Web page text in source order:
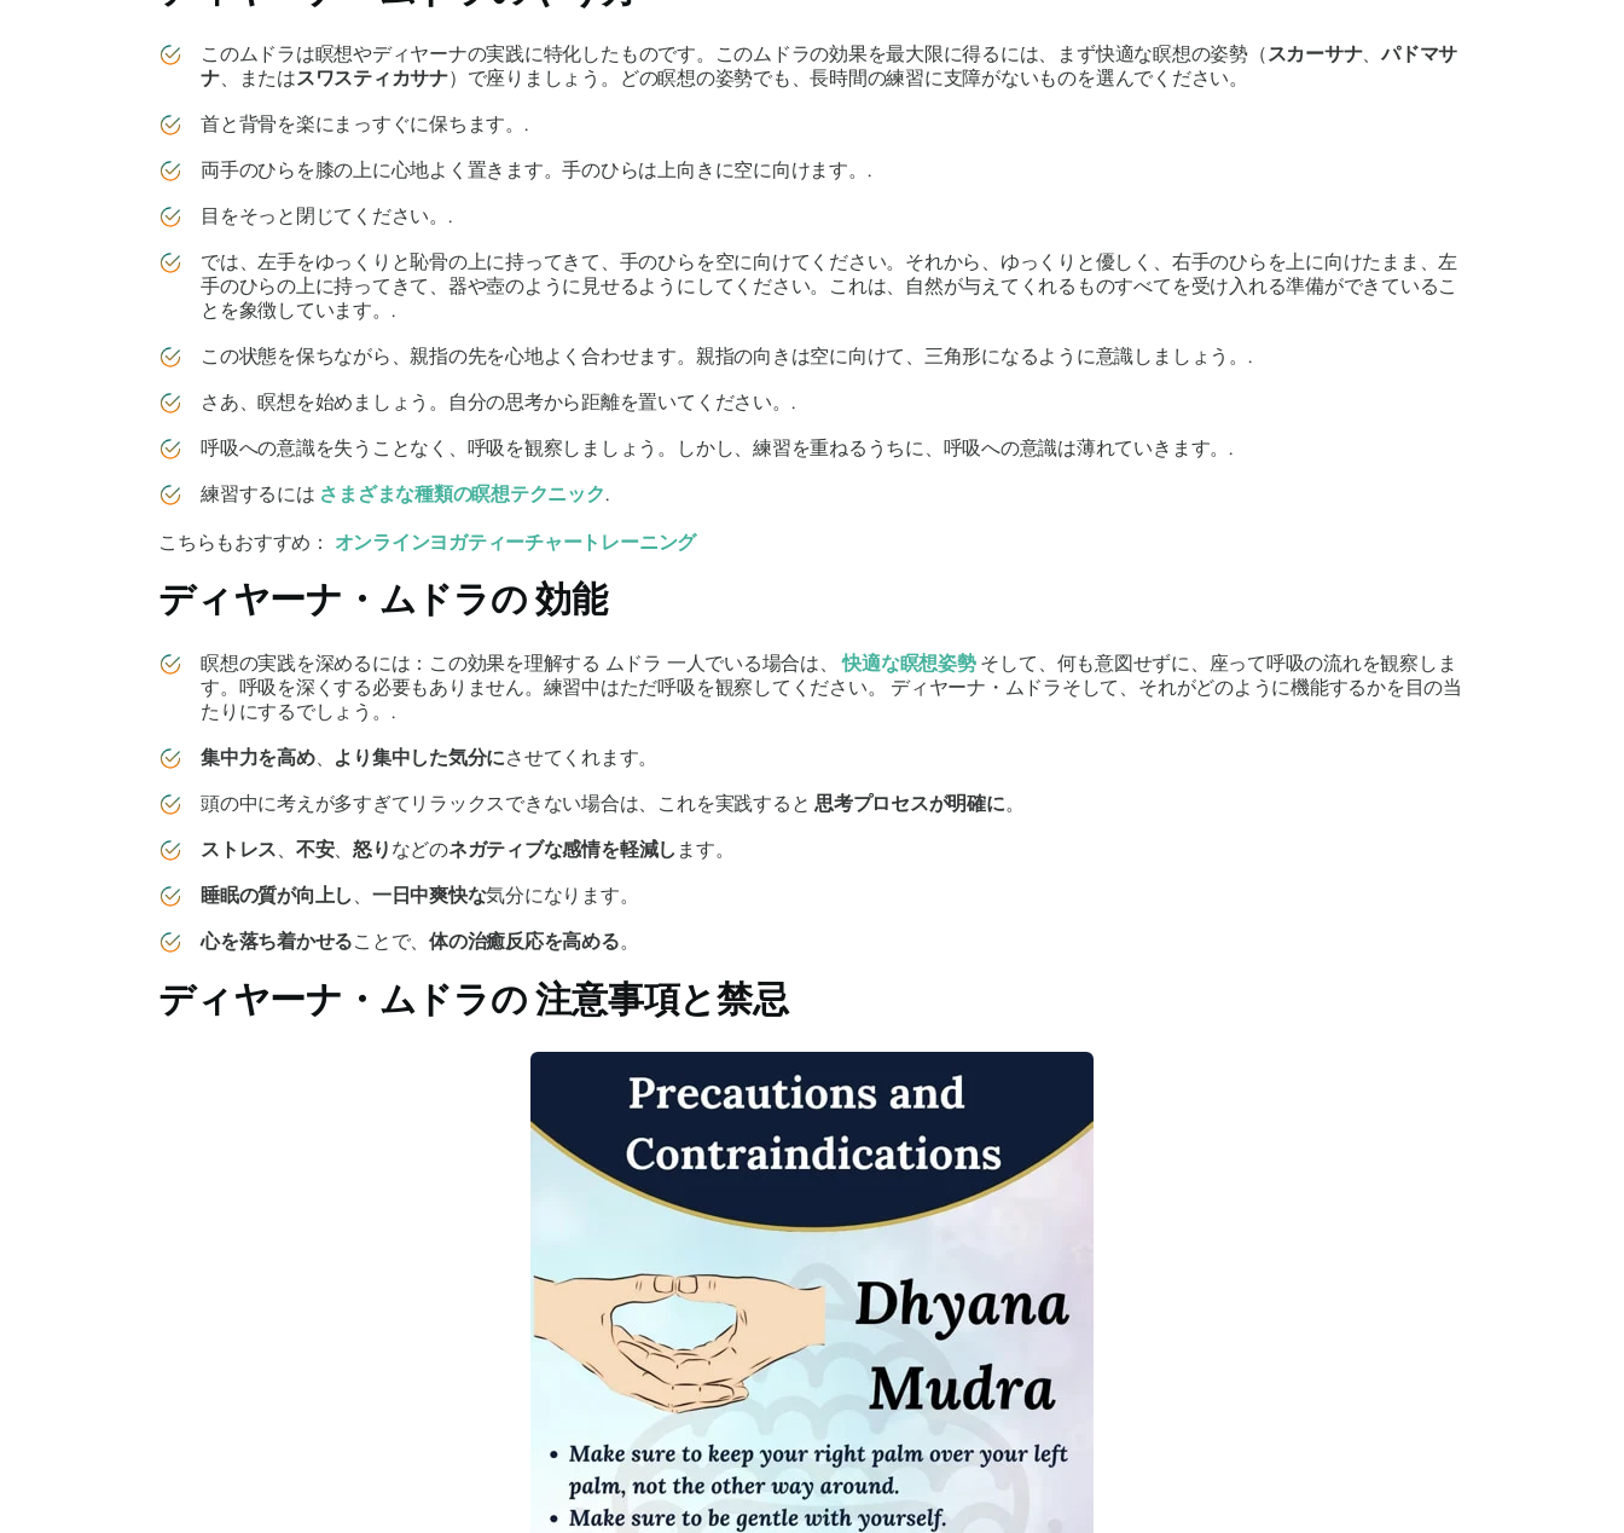
このムドラは瞑想やディヤーナの実践に特化したものです。このムドラの効果を最大限に得るには、まず快適な瞑想の姿勢（スカーサナ、パドマサ
ナ、またはスワスティカサナ）で座りましょう。どの瞑想の姿勢でも、長時間の練習に支障がないものを選んでください。
首と背骨を楽にまっすぐに保ちます。.
両手のひらを膝の上に心地よく置きます。手のひらは上向きに空に向けます。.
目をそっと閉じてください。.
では、左手をゆっくりと恥骨の上に持ってきて、手のひらを空に向けてください。それから、ゆっくりと優しく、右手のひらを上に向けたまま、左
手のひらの上に持ってきて、器や壺のように見せるようにしてください。これは、自然が与えてくれるものすべてを受け入れる準備ができているこ
とを象徴しています。.
この状態を保ちながら、親指の先を心地よく合わせます。親指の向きは空に向けて、三角形になるように意識しましょう。.
さあ、瞑想を始めましょう。自分の思考から距離を置いてください。.
呼吸への意識を失うことなく、呼吸を観察しましょう。しかし、練習を重ねるうちに、呼吸への意識は薄れていきます。.
練習するには さまざまな種類の瞑想テクニック.
こちらもおすすめ： オンラインヨガティーチャートレーニング
ディヤーナ・ムドラの効能
瞑想の実践を深めるには：この効果を理解する ムドラ 一人でいる場合は、快適な瞑想姿勢そして、何も意図せずに、座って呼吸の流れを観察しま
す。呼吸を深くする必要もありません。練習中はただ呼吸を観察してください。 ディヤーナ・ムドラそして、それがどのように機能するかを目の当
たりにするでしょう。.
集中力を高め、 より集中した気分にさせてくれます。
頭の中に考えが多すぎてリラックスできない場合は、これを実践すると思考プロセスが明確に。
ストレス、 不安、怒り などのネガティブな感情を軽減し ます。
睡眠の質が向上し 、 一日中爽快な気分になります。
心を落ち着かせることで、体の治癒反応を高める。
ディヤーナ・ムドラの注意事項と禁忌